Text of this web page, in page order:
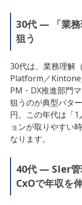
30代 — 「業務
狙う
30代は、業務理解
Platform／Kintone
PM・DX推進部門
狙うのが典型パタ
円。この年代は「1
ョンが取りやすい
なります。
40代 — SIer管
CxOで年収を